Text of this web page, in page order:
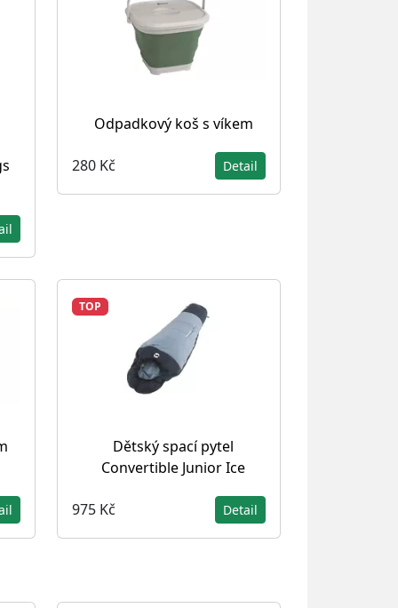
Odpadkový koš s víkem
280 Kč Detail
TOP
Dětský spací pytel
Convertible Junior Ice
975 Kč Detail